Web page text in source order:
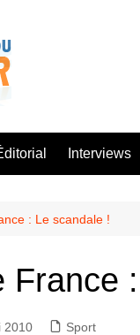
Interviews
: Le scandale !
France
2010 Sport